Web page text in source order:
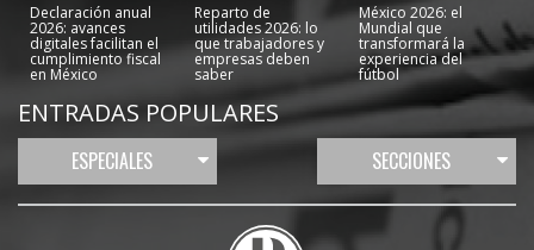
Declaración anual
2026: avances
digitales facilitan el
cumplimiento fiscal
en México
Reparto de
utilidades 2026: lo
que trabajadores y
empresas deben
saber
México 2026: el
Mundial que
transformará la
experiencia del
fútbol
ENTRADAS POPULARES
ESPECIALES SECCIONES